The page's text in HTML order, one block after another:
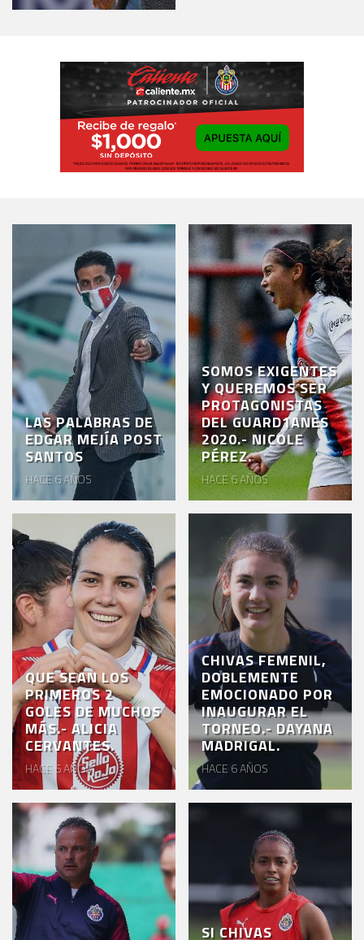
LAS PALABRAS DE
EDGAR MEJÍA POST
SANTOS
HACE 6 AÑOS
SOMOS EXIGENTES
Y QUEREMOS SER
PROTAGONISTAS
DEL GUARD1ANES
2020.- NICOLE
PÉREZ.
HACE 6 AÑOS
QUE SEAN LOS
PRIMEROS 2
GOLES DE MUCHOS
MÁS.- ALICIA
CERVANTES.
HACE 6 AÑOS
CHIVAS FEMENIL,
DOBLEMENTE
EMOCIONADO POR
INAUGURAR EL
TORNEO.- DAYANA
MADRIGAL.
HACE 6 AÑOS
SI CHIVAS